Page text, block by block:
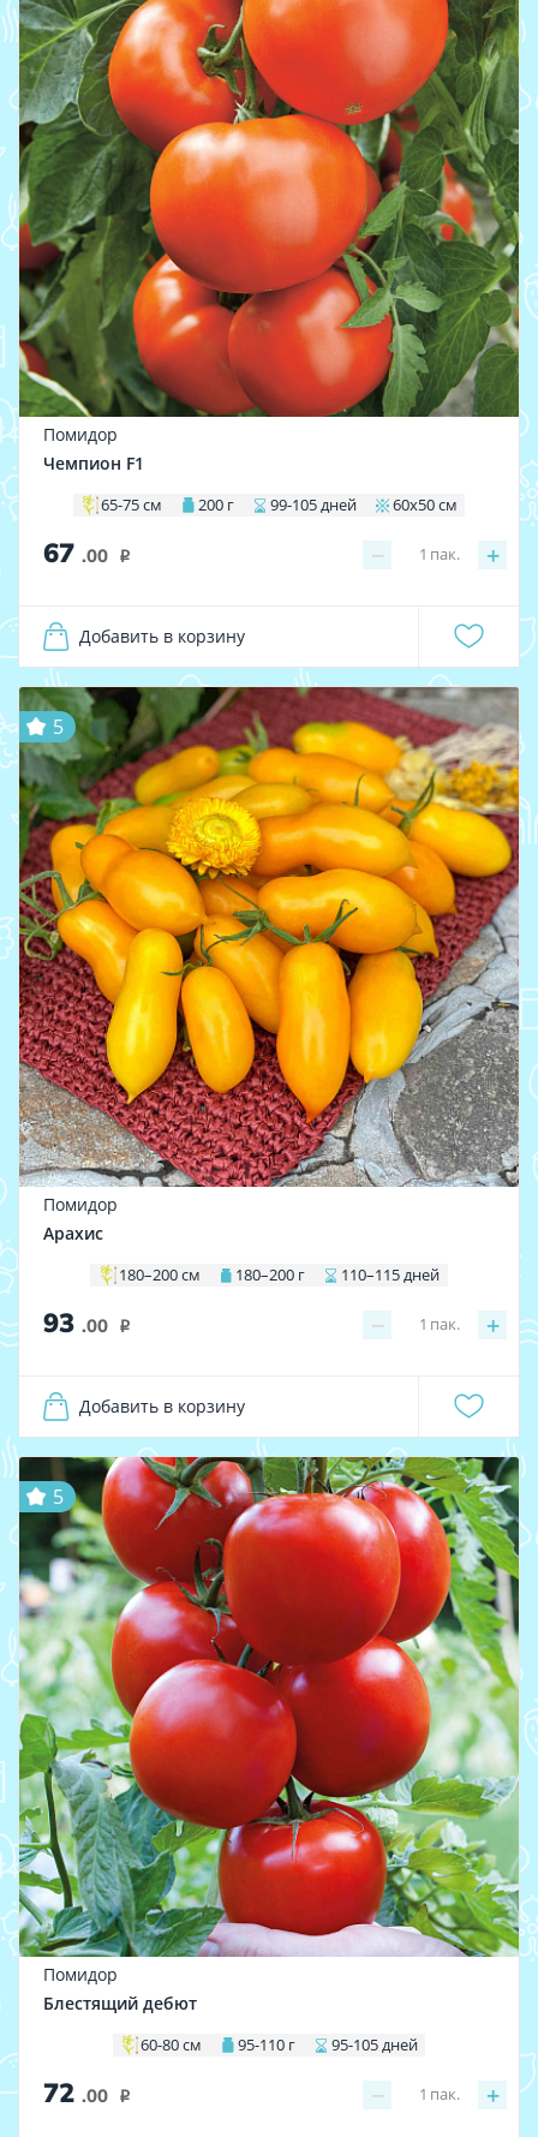
Помидор
Чемпион F1
65-75 см 200 г 99-105 дней 60х50 см
67 .00 i − +
1 пак.
Добавить в корзину
5
Помидор
Арахис
180–200 см 180–200 г 110–115 дней
93 .00 i − +
1 пак.
Добавить в корзину
5
Помидор
Блестящий дебют
60-80 см 95-110 г 95-105 дней
72 .00 i − +
1 пак.